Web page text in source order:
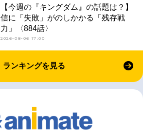
【今週の『キングダム』の話題は？】
信に「失敗」がのしかかる「残存戦
力」〈884話〉
2026-08-06 17:00
ランキングを見る